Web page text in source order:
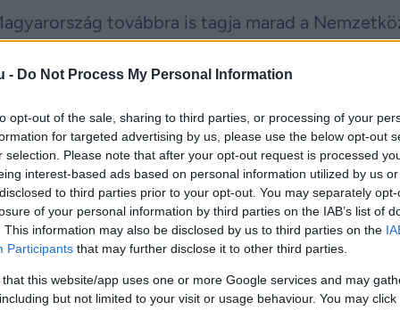
- Do Not Process My Personal Information
opt-out of the sale, sharing to third parties, or processing of your
for targeted advertising by us, please use the below opt-out
selection. Please note that after your opt-out request is processed
interest-based ads based on personal information utilized by us
to third parties prior to your opt-out. You may separately
of your personal information by third parties on the IAB’s list of
This information may also be disclosed by us to third parties on the
Participants that may further disclose it to other third parties.
that this website/app uses one or more Google services and may
but not limited to your visit or usage behaviour. You may
továbbra is tagja marad a
kilépési folyamatot. A döntés szerint az ország
rendszernek.
a Tisza Párt képviselői támogatták. A
Mozgalom pedig tartózkodott. A
az előző kormány által elindított
parlamenti szinten is megerősítette.
nyújtotta be a kormány nevében. Az indoklás